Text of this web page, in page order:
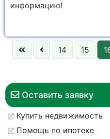
Оставить заявку
Купить недвижимость
Помощь по ипотеке
информацию!
14 15